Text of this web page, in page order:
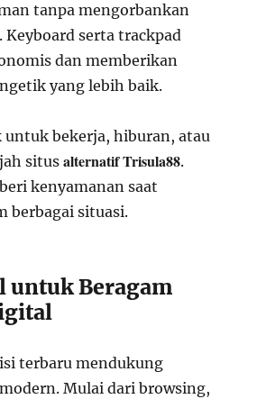
tanpa mengorbankan
Keyboard serta trackpad
dan memberikan
yang lebih baik.
untuk bekerja, hiburan, atau
situsalternatif Trisula88.
kenyamanan saat
berbagai situasi.
untuk Beragam
terbaru mendukung
Mulai dari browsing,